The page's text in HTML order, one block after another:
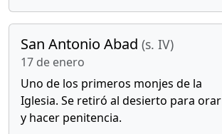
San Antonio Abad (s. IV)
17 de enero
Uno de los primeros monjes de la
Iglesia. Se retiró al desierto para orar
y hacer penitencia.